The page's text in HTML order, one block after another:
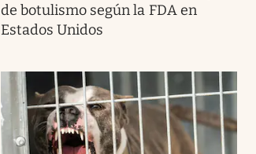
de botulismo según la FDA en
Estados Unidos